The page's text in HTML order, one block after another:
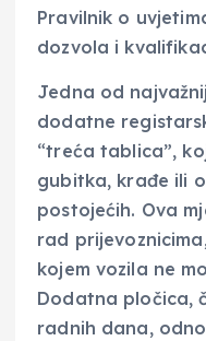
Pravilnik o
dozvola i
Jedna od
dodatne
“treća tablica”,
gubitka, krađe ili
postojećih. Ova
rad
kojem vozila ne
Dodatna pločica,
radnih dana,